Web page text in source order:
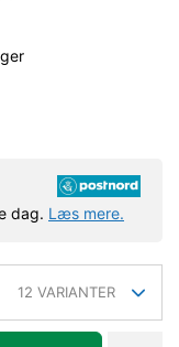
dag. Læs mere.
12 VARIANTER